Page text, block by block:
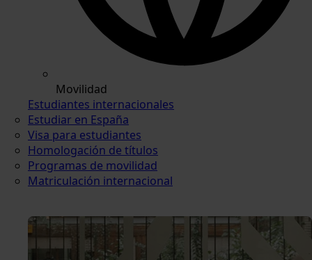
Movilidad
Estudiantes internacionales
Estudiar en España
Visa para estudiantes
Homologación de títulos
Programas de movilidad
Matriculación internacional